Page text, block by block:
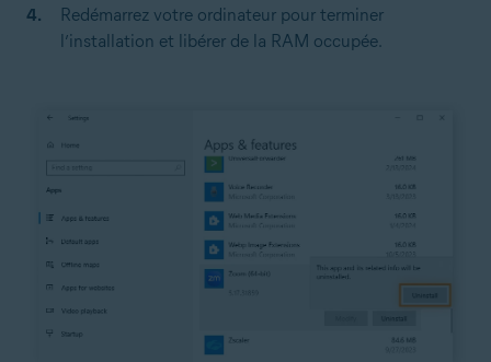
Redémarrez votre ordinateur pour terminer
l’installation et libérer de la RAM occupée.